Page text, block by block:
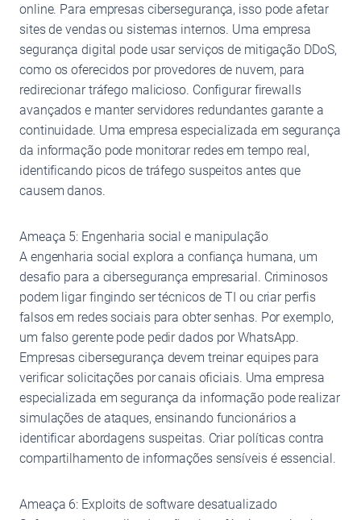
online. Para empresas cibersegurança, isso pode afetar
sites de vendas ou sistemas internos. Uma empresa
segurança digital pode usar serviços de mitigação DDoS,
como os oferecidos por provedores de nuvem, para
redirecionar tráfego malicioso. Configurar firewalls
avançados e manter servidores redundantes garante a
continuidade. Uma empresa especializada em segurança
da informação pode monitorar redes em tempo real,
identificando picos de tráfego suspeitos antes que
causem danos.
Ameaça 5: Engenharia social e manipulação
A engenharia social explora a confiança humana, um
desafio para a cibersegurança empresarial. Criminosos
podem ligar fingindo ser técnicos de TI ou criar perfis
falsos em redes sociais para obter senhas. Por exemplo,
um falso gerente pode pedir dados por WhatsApp.
Empresas cibersegurança devem treinar equipes para
verificar solicitações por canais oficiais. Uma empresa
especializada em segurança da informação pode realizar
simulações de ataques, ensinando funcionários a
identificar abordagens suspeitas. Criar políticas contra
compartilhamento de informações sensíveis é essencial.
Ameaça 6: Exploits de software desatualizado